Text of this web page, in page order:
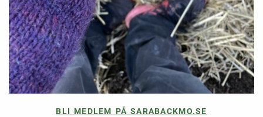
BLI MEDLEM PÅ SARABACKMO.SE